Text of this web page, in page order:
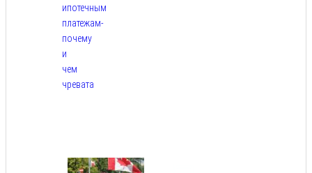
ипотечным
платежам-
почему
и
чем
чревата